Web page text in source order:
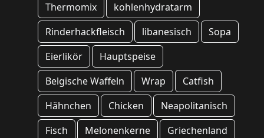
Thermomix
kohlenhydratarm
Rinderhackfleisch
libanesisch
Sopa
Eierlikör
Hauptspeise
Belgische Waffeln
Wrap
Catfish
Hähnchen
Chicken
Neapolitanisch
Fisch
Melonenkerne
Griechenland